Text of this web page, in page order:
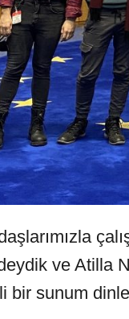
ve Atilla
bir sunum